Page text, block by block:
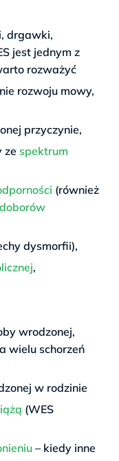
drgawki,
jest jednym z
rozważyć
rozwoju mowy,
przyczynie,
ze spektrum
(również
dysmorfii),
,
wrodzonej,
wielu schorzeń
w rodzinie
(WES
– kiedy inne